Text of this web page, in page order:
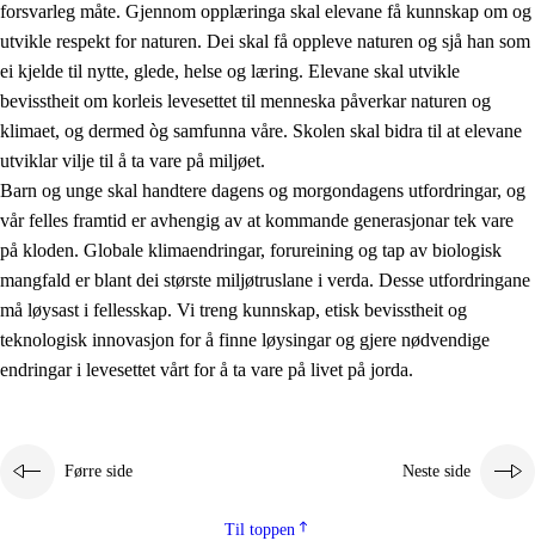
1. Verdigrunnlaget i opplæringa
1.1 Menneskeverdet
1.2 Identitet og kulturelt mangfald
1.3 Kritisk tenking og etisk bevisstheit
1.4 Skaparglede, engasjement og utforskartrong
1.5 Respekt for naturen og miljøbevisstheit
forsvarleg måte. Gjennom opplæringa skal elevane få kunnskap om og
utvikle respekt for naturen. Dei skal få oppleve naturen og sjå han som
ei kjelde til nytte, glede, helse og læring. Elevane skal utvikle
bevisstheit om korleis levesettet til menneska påverkar naturen og
klimaet, og dermed òg samfunna våre. Skolen skal bidra til at elevane
utviklar vilje til å ta vare på miljøet.
Barn og unge skal handtere dagens og morgondagens utfordringar, og
vår felles framtid er avhengig av at kommande generasjonar tek vare
på kloden. Globale klimaendringar, forureining og tap av biologisk
mangfald er blant dei største miljøtruslane i verda. Desse utfordringane
må løysast i fellesskap. Vi treng kunnskap, etisk bevisstheit og
teknologisk innovasjon for å finne løysingar og gjere nødvendige
endringar i levesettet vårt for å ta vare på livet på jorda.
Førre side Neste side
Til toppen